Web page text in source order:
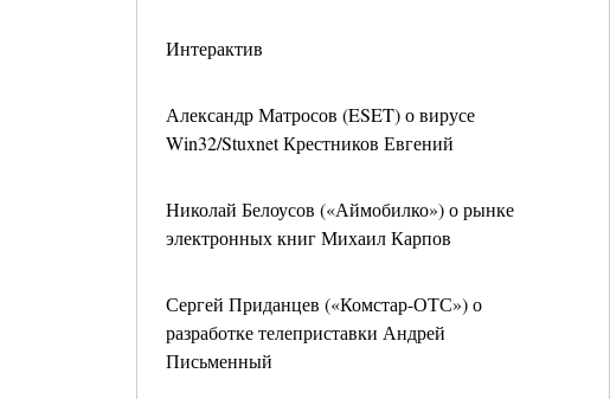
Интерактив
Александр Матросов (ESET) о вирусе
Win32/Stuxnet Крестников Евгений
Николай Белоусов («Аймобилко») о рынке
электронных книг Михаил Карпов
Сергей Приданцев («Комстар-ОТС») о
разработке телеприставки Андрей
Письменный